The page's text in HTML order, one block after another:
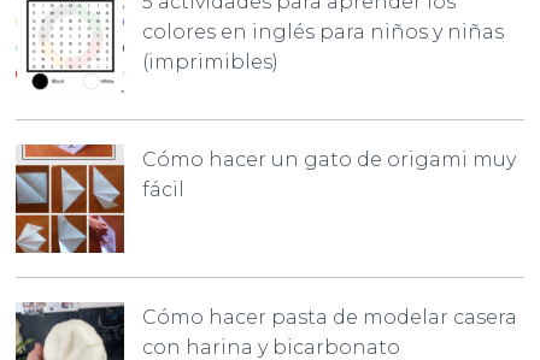
colores en inglés para niños y niñas
(imprimibles)
Cómo hacer un gato de origami muy
fácil
Cómo hacer pasta de modelar casera
con harina y bicarbonato